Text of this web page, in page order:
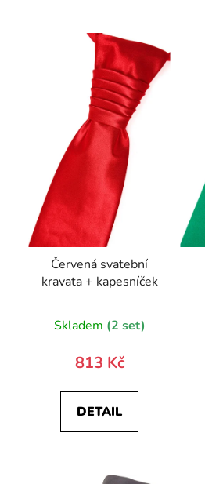
Červená svatební
kravata + kapesníček
Skladem (2 set)
813 Kč
DETAIL